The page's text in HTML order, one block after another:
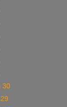
30